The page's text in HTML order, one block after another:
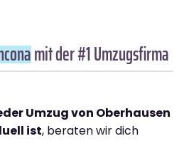
mit der #1 Umzugsfirma
Umzug von Oberhausen
ist, beraten wir dich